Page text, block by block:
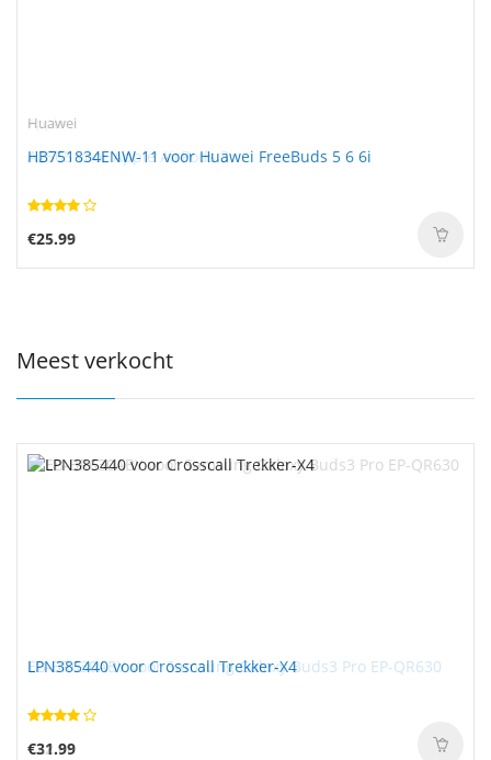
Huawei
HB751834ENW-11 voor Huawei FreeBuds 5 6 6i
€25.99
Meest verkocht
LPN385440 voor Crosscall Trekker-X4
€31.99